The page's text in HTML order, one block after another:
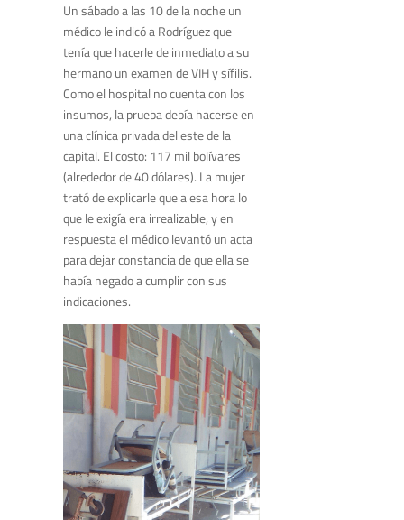
Un sábado a las 10 de la noche un
médico le indicó a Rodríguez que
tenía que hacerle de inmediato a su
hermano un examen de VIH y sífilis.
Como el hospital no cuenta con los
insumos, la prueba debía hacerse en
una clínica privada del este de la
capital. El costo: 117 mil bolívares
(alrededor de 40 dólares). La mujer
trató de explicarle que a esa hora lo
que le exigía era irrealizable, y en
respuesta el médico levantó un acta
para dejar constancia de que ella se
había negado a cumplir con sus
indicaciones.